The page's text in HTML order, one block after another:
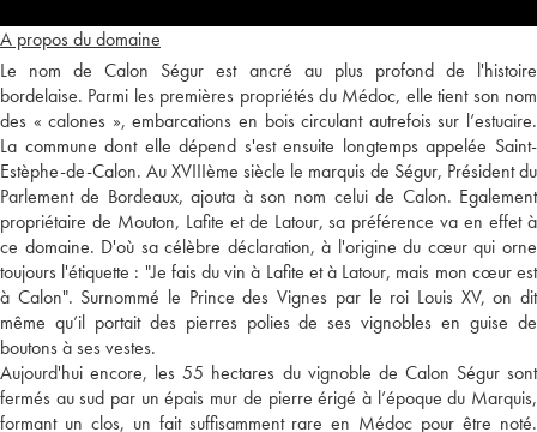
A propos du domaine
Le nom de Calon Ségur est ancré au plus profond de l'histoire
bordelaise. Parmi les premières propriétés du Médoc, elle tient son nom
des « calones », embarcations en bois circulant autrefois sur l’estuaire.
La commune dont elle dépend s'est ensuite longtemps appelée Saint-
Estèphe-de-Calon. Au XVIIIème siècle le marquis de Ségur, Président du
Parlement de Bordeaux, ajouta à son nom celui de Calon. Egalement
propriétaire de Mouton, Lafite et de Latour, sa préférence va en effet à
ce domaine. D'où sa célèbre déclaration, à l'origine du cœur qui orne
toujours l'étiquette : "Je fais du vin à Lafite et à Latour, mais mon cœur est
à Calon". Surnommé le Prince des Vignes par le roi Louis XV, on dit
même qu’il portait des pierres polies de ses vignobles en guise de
boutons à ses vestes.
Aujourd'hui encore, les 55 hectares du vignoble de Calon Ségur sont
fermés au sud par un épais mur de pierre érigé à l’époque du Marquis,
formant un clos, un fait suffisamment rare en Médoc pour être noté.